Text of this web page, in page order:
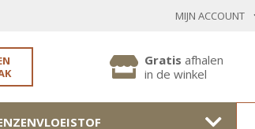
MIJN ACCOUNT
INLOGGEN BESTAANDE KLANT
Gratis afhalen
in de winkel